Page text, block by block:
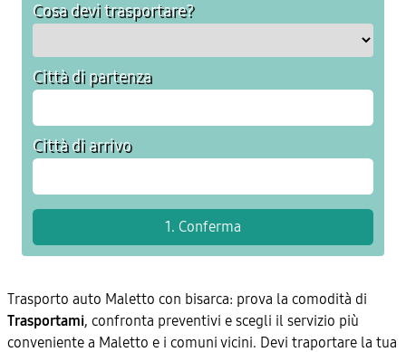
Cosa devi trasportare?
Città di partenza
Città di arrivo
Trasporto auto Maletto con bisarca: prova la comodità di
Trasportami, confronta preventivi e scegli il servizio più
conveniente a Maletto e i comuni vicini. Devi traportare la tua